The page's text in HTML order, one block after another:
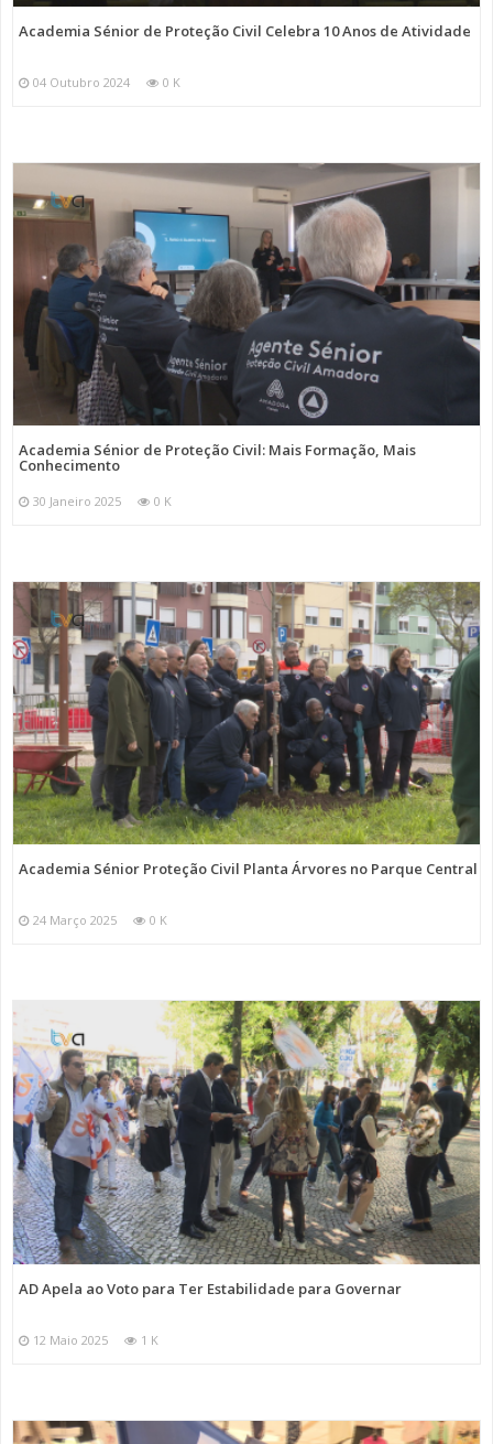
Academia Sénior de Proteção Civil Celebra 10 Anos de Atividade
04 Outubro 2024 0 K
Academia Sénior de Proteção Civil: Mais Formação, Mais
Conhecimento
30 Janeiro 2025 0 K
Academia Sénior Proteção Civil Planta Árvores no Parque Central
24 Março 2025 0 K
AD Apela ao Voto para Ter Estabilidade para Governar
12 Maio 2025 1 K